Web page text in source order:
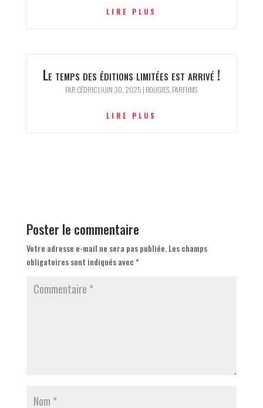
LIRE PLUS
Le temps des éditions limitées est arrivé !
PAR CÉDRIC| JUIN 30, 2025 | BOUGIES, PARFUMS
LIRE PLUS
Poster le commentaire
Votre adresse e-mail ne sera pas publiée. Les champs
obligatoires sont indiqués avec*